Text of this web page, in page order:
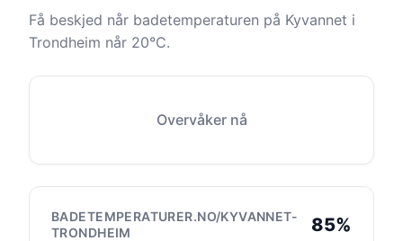
Få beskjed når badetemperaturen på Kyvannet i
Trondheim når 20°C.
Overvåker nå
BADETEMPERATURER.NO/KYVANNET-
TRONDHEIM
85%